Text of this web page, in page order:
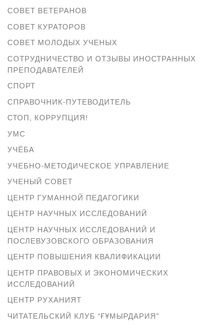
СОВЕТ ВЕТЕРАНОВ
СОВЕТ КУРАТОРОВ
СОВЕТ МОЛОДЫХ УЧЕНЫХ
СОТРУДНИЧЕСТВО И ОТЗЫВЫ ИНОСТРАННЫХ
ПРЕПОДАВАТЕЛЕЙ
СПОРТ
СПРАВОЧНИК-ПУТЕВОДИТЕЛЬ
СТОП, КОРРУПЦИЯ!
УМС
УЧЁБА
УЧЕБНО-МЕТОДИЧЕСКОЕ УПРАВЛЕНИЕ
УЧЕНЫЙ СОВЕТ
ЦЕНТР ГУМАННОЙ ПЕДАГОГИКИ
ЦЕНТР НАУЧНЫХ ИССЛЕДОВАНИЙ
ЦЕНТР НАУЧНЫХ ИССЛЕДОВАНИЙ И
ПОСЛЕВУЗОВСКОГО ОБРАЗОВАНИЯ
ЦЕНТР ПОВЫШЕНИЯ КВАЛИФИКАЦИИ
ЦЕНТР ПРАВОВЫХ И ЭКОНОМИЧЕСКИХ
ИССЛЕДОВАНИЙ
ЦЕНТР РУХАНИЯТ
ЧИТАТЕЛЬСКИЙ КЛУБ “ҒҰМЫРДАРИЯ”